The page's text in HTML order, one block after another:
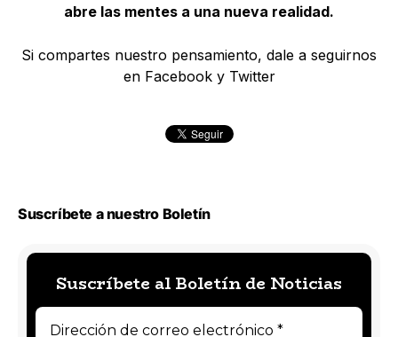
abre las mentes a una nueva realidad.
Si compartes nuestro pensamiento, dale a seguirnos
en Facebook y Twitter
Suscríbete a nuestro Boletín
Suscríbete al Boletín de Noticias